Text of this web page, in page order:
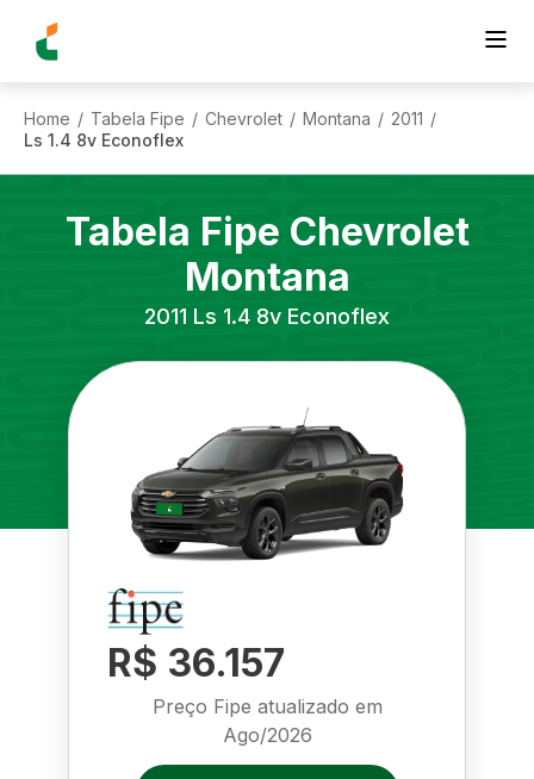
Home / Tabela Fipe / Chevrolet / Montana / 2011 /
Ls 1.4 8v Econoflex
Tabela Fipe Chevrolet
Montana
2011 Ls 1.4 8v Econoflex
R$ 36.157
Preço Fipe atualizado em
Ago/2026